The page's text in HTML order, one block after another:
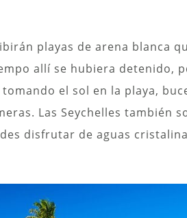
playas de arena blanca
allí se hubiera detenido,
el sol en la playa,
Las Seychelles también
disfrutar de aguas